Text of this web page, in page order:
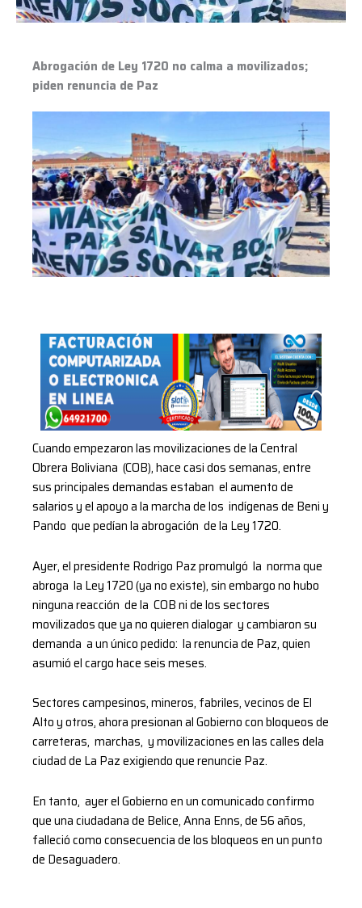
Abrogación de Ley 1720 no calma a movilizados;
piden renuncia de Paz
Cuando empezaron las movilizaciones de la Central
Obrera Boliviana (COB), hace casi dos semanas, entre
sus principales demandas estaban el aumento de
salarios y el apoyo a la marcha de los indígenas de Beni y
Pando que pedían la abrogación de la Ley 1720.
Ayer, el presidente Rodrigo Paz promulgó la norma que
abroga la Ley 1720 (ya no existe), sin embargo no hubo
ninguna reacción de la COB ni de los sectores
movilizados que ya no quieren dialogar y cambiaron su
demanda a un único pedido: la renuncia de Paz, quien
asumió el cargo hace seis meses.
Sectores campesinos, mineros, fabriles, vecinos de El
Alto y otros, ahora presionan al Gobierno con bloqueos de
carreteras, marchas, y movilizaciones en las calles dela
ciudad de La Paz exigiendo que renuncie Paz.
En tanto, ayer el Gobierno en un comunicado confirmo
que una ciudadana de Belice, Anna Enns, de 56 años,
falleció como consecuencia de los bloqueos en un punto
de Desaguadero.
renuncia
Paz